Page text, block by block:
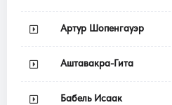
Артур Шопенгауэр
Аштавакра-Гита
Бабель Исаак